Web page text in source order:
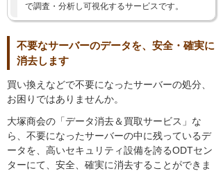
で調査・分析し可視化するサービスです。
不要なサーバーのデータを、安全・確実に
消去します
買い換えなどで不要になったサーバーの処分、
お困りではありませんか。
大塚商会の「データ消去＆買取サービス」な
ら、不要になったサーバーの中に残っているデ
ータを、高いセキュリティ設備を誇るODTセン
ターにて、安全、確実に消去することができま